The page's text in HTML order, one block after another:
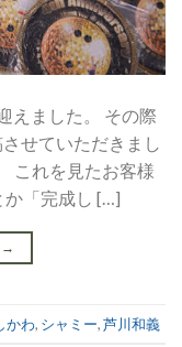
えました。 その際
せていただきまし
これを見たお客様
か「完成し […]
→
かわ, シャミー,芦川和義